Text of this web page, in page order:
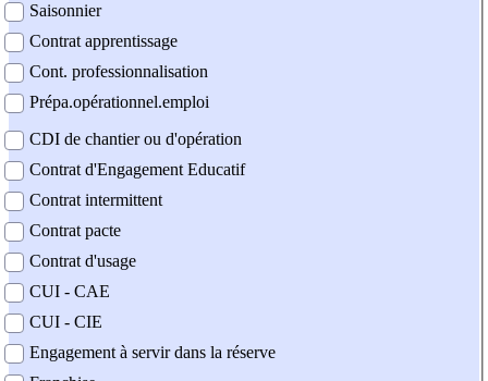
Saisonnier
Contrat apprentissage
Cont. professionnalisation
Prépa.opérationnel.emploi
CDI de chantier ou d'opération
Contrat d'Engagement Educatif
Contrat intermittent
Contrat pacte
Contrat d'usage
CUI - CAE
CUI - CIE
Engagement à servir dans la réserve